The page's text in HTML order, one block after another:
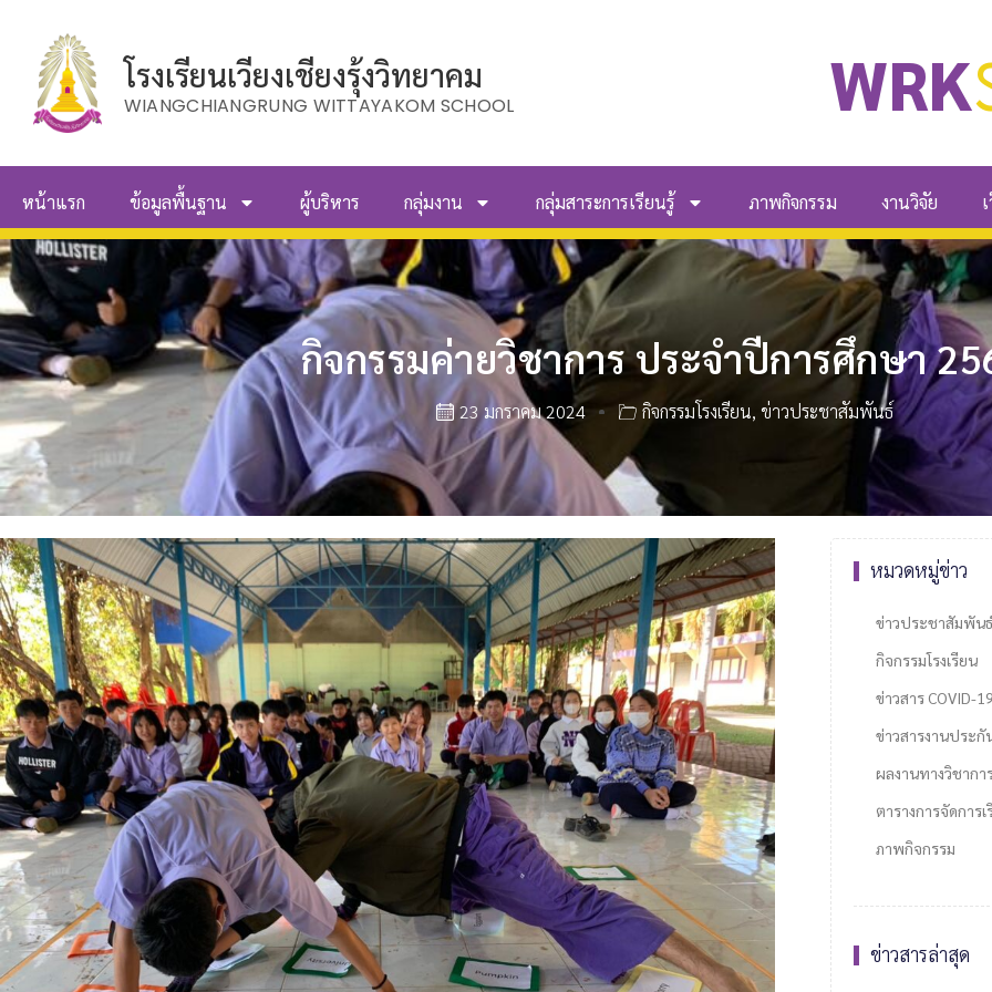
โรงเรียนเวียงเชียงรุ้งวิทยาคม
WIANGCHIANGRUNG WITTAYAKOM SCHOOL WRK
หน้าแรก ข้อมูลพื้นฐาน ผู้บริหาร กลุ่มงาน กลุ่มสาระการเรียนรู้ ภาพกิจกรรม งานวิจัย
กิจกรรมค่ายวิชาการ ประจำปีการศึกษา
23 มกราคม 2024 กิจกรรมโรงเรียน, ข่าวประชาสัมพันธ์
หมวดหมู่ข่าว
ข่าวประชาสัมพันธ์
กิจกรรมโรงเรียน
ข่าวสาร COVID-
ข่าวสารงานประกั
ผลงานทางวิชากา
ตารางการจัดการ
ภาพกิจกรรม
ข่าวสารล่าสุด